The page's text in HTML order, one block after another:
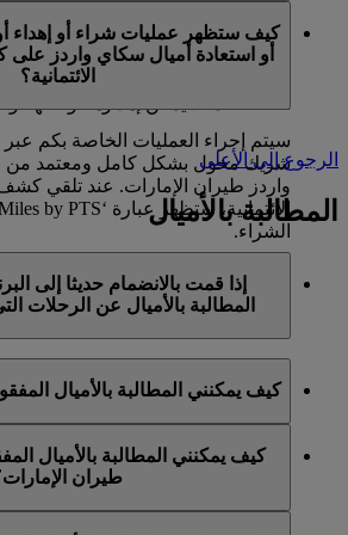
يستخدمون حسابا شخصيا في برنامج
الإمارات ولا تنطبق على حسابات
لا يمكن شراء أميال سكاي واردز
العائلة، كما لا يمكن إهداؤها أو نقلها أو
كيف ستظهر عمليات شراء أو إهداء
أو استعادة أميال سكاي واردز
الائتمانية؟
شريك مخول بشكل كامل ومعتمد من
واردز طيران الإمارات. عند تلقي
الشراء.
يرجى زيارة هذهالصفحة للحصول على
الرجوع إلى الأعلى
المطالبة بالأميال
إذا قمت بالانضمام حديثا إلى
المطالبة بالأميال عن الرحلات
نعم، يمكن للأعضاء الجدد المطالبة
التي تم القيام بها مع طيران
قبل ما يصل إلى شهرين من تاريخ
ومع ذلك، فإن أي معاملات أخرى،
كيف يمكنني المطالبة بالأميال
تسجيل الدخول وإرسال مطالبة عبر
كيف يمكنني المطالبة بالأميال
طيران